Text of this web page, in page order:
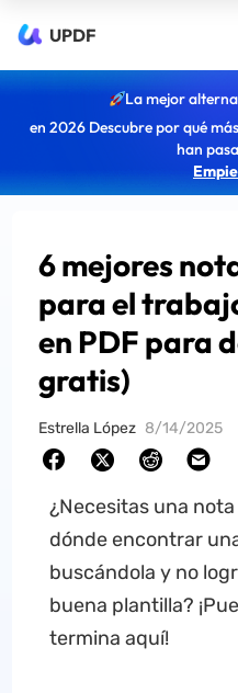
UPDF
La mejor
en 2026 Descubre por qué
han
6 mejores
para el
en PDF para
gratis)
Estrella López 8/14/2025
¿Necesitas una
dónde encontrar
buscándola y no
buena plantilla?
termina aquí!